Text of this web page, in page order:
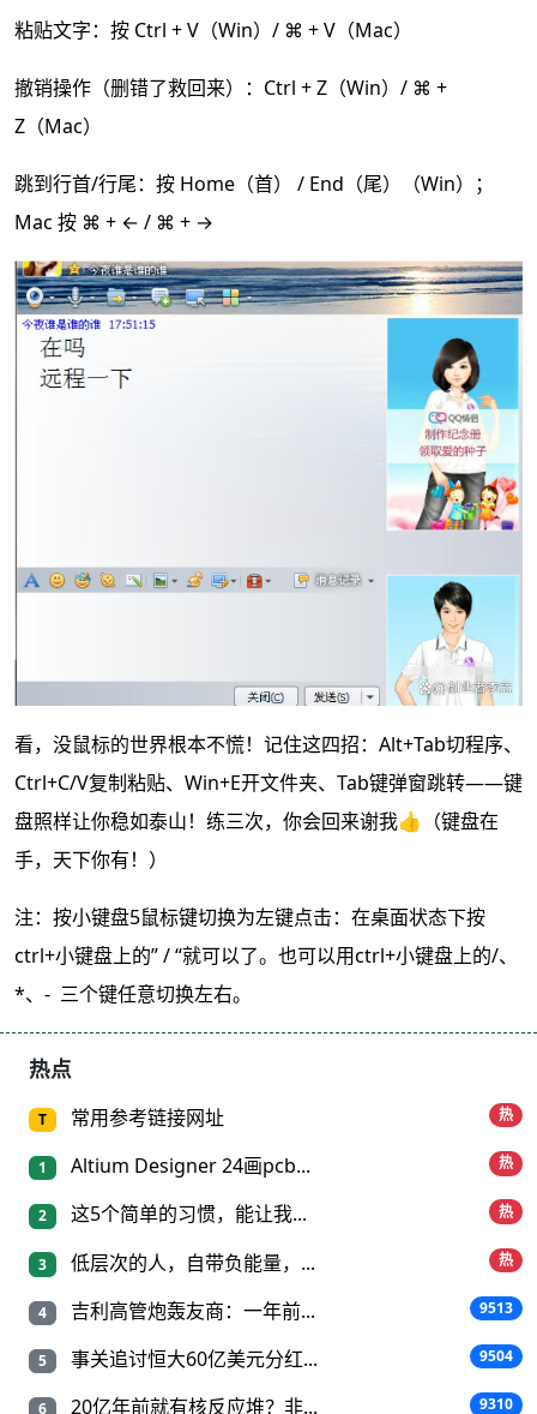
粘贴文字：按 Ctrl + V（Win）/ ⌘ + V（Mac）
撤销操作（删错了救回来）：Ctrl + Z（Win）/ ⌘ +
Z（Mac）
跳到行首/行尾：按 Home（首） / End（尾）（Win）；
Mac 按 ⌘ + ← / ⌘ + →
看，没鼠标的世界根本不慌！记住这四招：Alt+Tab切程序、
Ctrl+C/V复制粘贴、Win+E开文件夹、Tab键弹窗跳转——键
盘照样让你稳如泰山！练三次，你会回来谢我👍（键盘在
手，天下你有！）
注：按小键盘5鼠标键切换为左键点击：在桌面状态下按
ctrl+小键盘上的” / “就可以了。也可以用ctrl+小键盘上的/、
*、- 三个键任意切换左右。
热点
T 常用参考链接网址 热
1 Altium Designer 24画pcb... 热
2 这5个简单的习惯，能让我... 热
3 低层次的人，自带负能量，... 热
4 吉利高管炮轰友商：一年前... 9513
5 事关追讨恒大60亿美元分红... 9504
6 20亿年前就有核反应堆？非... 9310